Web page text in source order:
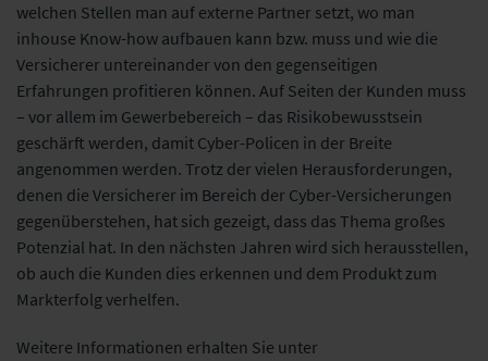
welchen Stellen man auf externe Partner setzt, wo man
inhouse Know-how aufbauen kann bzw. muss und wie die
Versicherer untereinander von den gegenseitigen
Erfahrungen profitieren können. Auf Seiten der Kunden muss
– vor allem im Gewerbebereich – das Risikobewusstsein
geschärft werden, damit Cyber-Policen in der Breite
angenommen werden. Trotz der vielen Herausforderungen,
denen die Versicherer im Bereich der Cyber-Versicherungen
gegenüberstehen, hat sich gezeigt, dass das Thema großes
Potenzial hat. In den nächsten Jahren wird sich herausstellen,
ob auch die Kunden dies erkennen und dem Produkt zum
Markterfolg verhelfen.
Weitere Informationen erhalten Sie unter